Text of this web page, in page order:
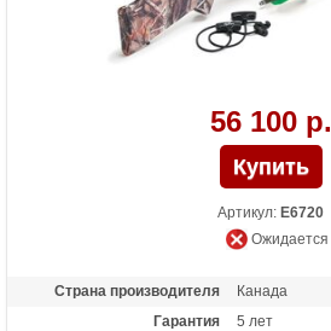
56 100 р.
Артикул: E6720
Ожидается
Страна производителя
Канада
Гарантия
5 лет